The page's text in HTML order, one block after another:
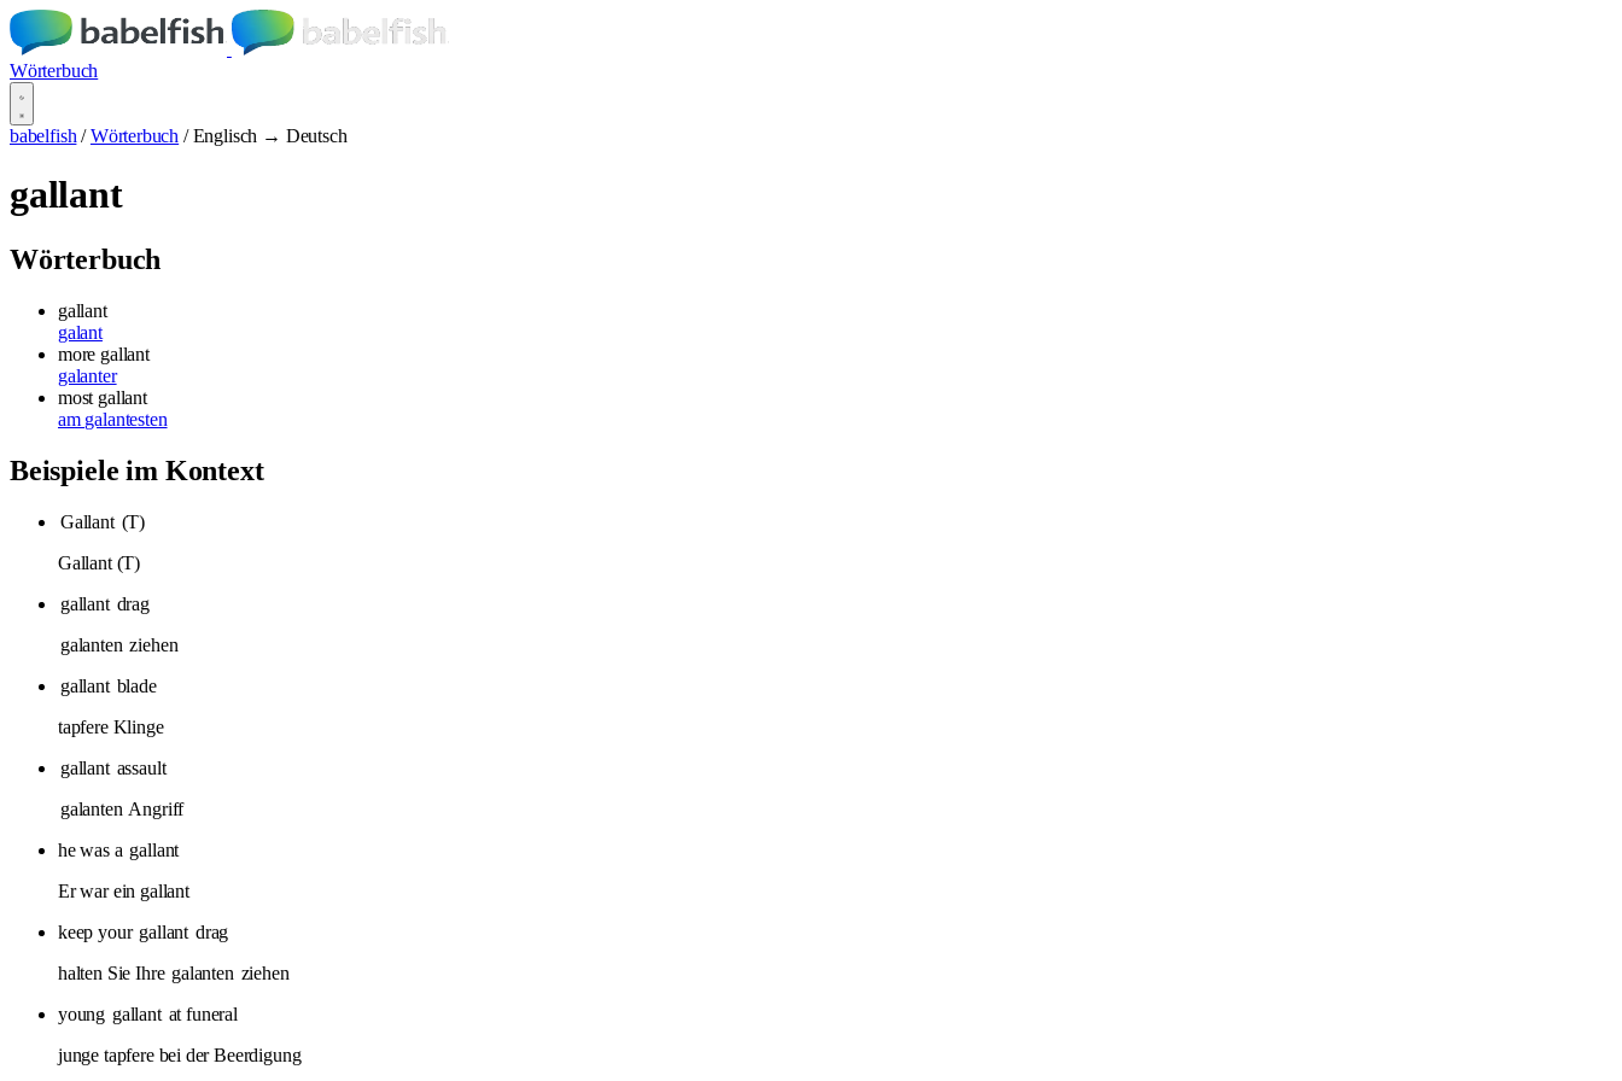
Wörterbuch
babelfish / Wörterbuch / Englisch → Deutsch
gallant
Wörterbuch
gallant
galant
more gallant
galanter
most gallant
am galantesten
Beispiele im Kontext
Gallant (T)
Gallant (T)
gallant drag
galanten ziehen
gallant blade
tapfere Klinge
gallant assault
galanten Angriff
he was a gallant
Er war ein gallant
keep your gallant drag
halten Sie Ihre galanten ziehen
young gallant at funeral
junge tapfere bei der Beerdigung